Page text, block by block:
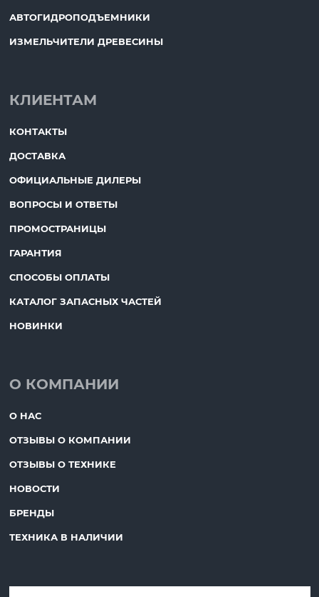
АВТОГИДРОПОДЪЕМНИКИ
ИЗМЕЛЬЧИТЕЛИ ДРЕВЕСИНЫ
КЛИЕНТАМ
КОНТАКТЫ
ДОСТАВКА
ОФИЦИАЛЬНЫЕ ДИЛЕРЫ
ВОПРОСЫ И ОТВЕТЫ
ПРОМОСТРАНИЦЫ
ГАРАНТИЯ
СПОСОБЫ ОПЛАТЫ
КАТАЛОГ ЗАПАСНЫХ ЧАСТЕЙ
НОВИНКИ
О КОМПАНИИ
О НАС
ОТЗЫВЫ О КОМПАНИИ
ОТЗЫВЫ О ТЕХНИКЕ
НОВОСТИ
БРЕНДЫ
ТЕХНИКА В НАЛИЧИИ